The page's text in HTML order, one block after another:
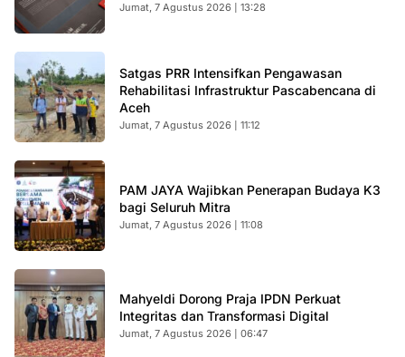
Jumat, 7 Agustus 2026 | 13:28
Satgas PRR Intensifkan Pengawasan
Rehabilitasi Infrastruktur Pascabencana di
Aceh
Jumat, 7 Agustus 2026 | 11:12
PAM JAYA Wajibkan Penerapan Budaya K3
bagi Seluruh Mitra
Jumat, 7 Agustus 2026 | 11:08
Mahyeldi Dorong Praja IPDN Perkuat
Integritas dan Transformasi Digital
Jumat, 7 Agustus 2026 | 06:47